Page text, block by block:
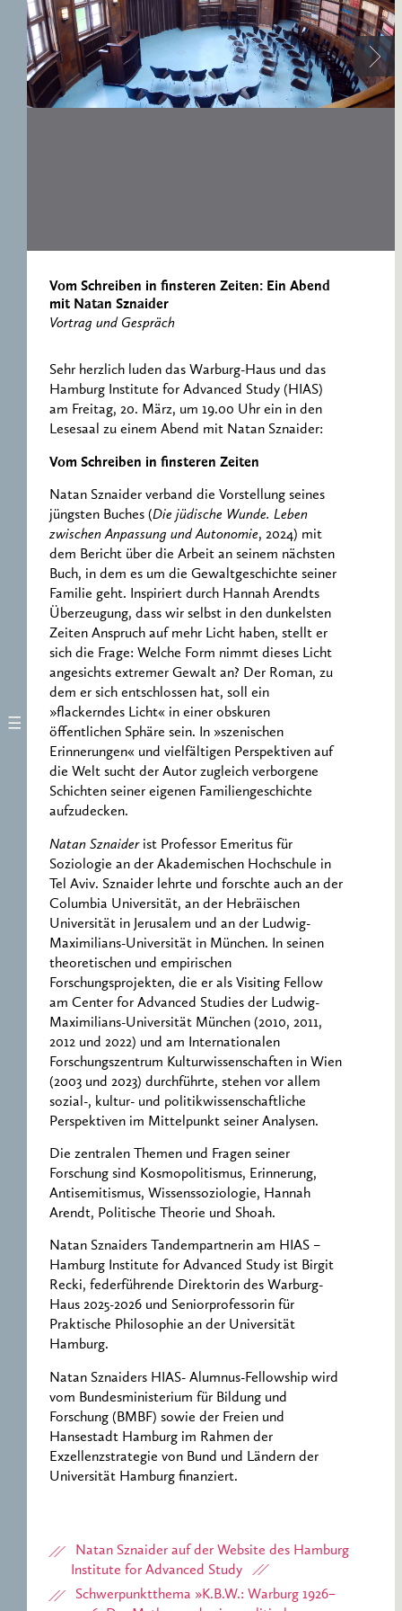
ERNST CASSIRER
ARBEITSSTELLE 1997-
2007
Vom Schreiben in finsteren Zeiten: Ein Abend
mit Natan Sznaider
Vortrag und Gespräch
Sehr herzlich luden das Warburg-Haus und das
Hamburg Institute for Advanced Study (HIAS)
am Freitag, 20. März, um 19.00 Uhr ein in den
Lesesaal zu einem Abend mit Natan Sznaider:
Vom Schreiben in finsteren Zeiten
Natan Sznaider verband die Vorstellung seines
jüngsten Buches (Die jüdische Wunde. Leben
zwischen Anpassung und Autonomie, 2024) mit
dem Bericht über die Arbeit an seinem nächsten
Buch, in dem es um die Gewaltgeschichte seiner
Familie geht. Inspiriert durch Hannah Arendts
Überzeugung, dass wir selbst in den dunkelsten
Zeiten Anspruch auf mehr Licht haben, stellt er
sich die Frage: Welche Form nimmt dieses Licht
angesichts extremer Gewalt an? Der Roman, zu
dem er sich entschlossen hat, soll ein
»flackerndes Licht« in einer obskuren
öffentlichen Sphäre sein. In »szenischen
Erinnerungen« und vielfältigen Perspektiven auf
die Welt sucht der Autor zugleich verborgene
Schichten seiner eigenen Familiengeschichte
aufzudecken.
Natan Sznaiderist Professor Emeritus für
Soziologie an der Akademischen Hochschule in
Tel Aviv. Sznaider lehrte und forschte auch an der
Columbia Universität, an der Hebräischen
Universität in Jerusalem und an der Ludwig-
Maximilians-Universität in München. In seinen
theoretischen und empirischen
Forschungsprojekten, die er als Visiting Fellow
am Center for Advanced Studies der Ludwig-
Maximilians-Universität München (2010, 2011,
2012 und 2022) und am Internationalen
Forschungszentrum Kulturwissenschaften in Wien
(2003 und 2023) durchführte, stehen vor allem
sozial-, kultur- und politikwissenschaftliche
Perspektiven im Mittelpunkt seiner Analysen.
Die zentralen Themen und Fragen seiner
Forschung sind Kosmopolitismus, Erinnerung,
Antisemitismus, Wissenssoziologie, Hannah
Arendt, Politische Theorie und Shoah.
Natan Sznaiders Tandempartnerin am HIAS –
Hamburg Institute for Advanced Study ist Birgit
Recki, federführende Direktorin des Warburg-
Haus 2025-2026 und Seniorprofessorin für
Praktische Philosophie an der Universität
Hamburg.
Natan Sznaiders HIAS- Alumnus-Fellowship wird
vom Bundesministerium für Bildung und
Forschung (BMBF) sowie der Freien und
Hansestadt Hamburg im Rahmen der
Exzellenzstrategie von Bund und Ländern der
Universität Hamburg finanziert.
Natan Sznaider auf der Website des Hamburg
Institute for Advanced Study
Schwerpunktthema »K.B.W.: Warburg 1926–